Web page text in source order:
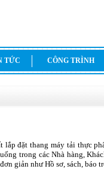
TỨC CÔNG TRÌNH
lắp đặt thang máy tải thực
trong các Nhà hàng,
giản như Hồ sơ, sách, báo